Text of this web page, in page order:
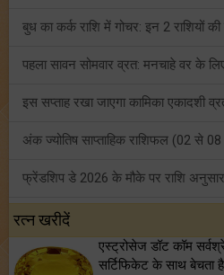
इस सप्ताह रखा जाएगा कामिका एकादशी
रत्न खरीदें
एस्ट्रोसेज डॉट कॉम
सर्टिफिकेट के साथ बेचता